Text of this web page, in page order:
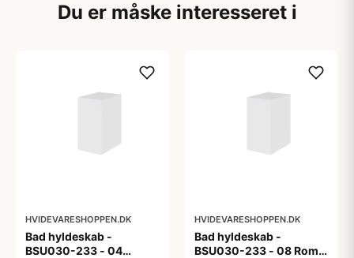
Du er måske interesseret i
HVIDEVARESHOPPEN.DK
Bad hyldeskab -
BSU030-233 - 04
HVIDEVARESHOPPEN.DK
Bad hyldeskab -
BSU030-233 - 08 Roma